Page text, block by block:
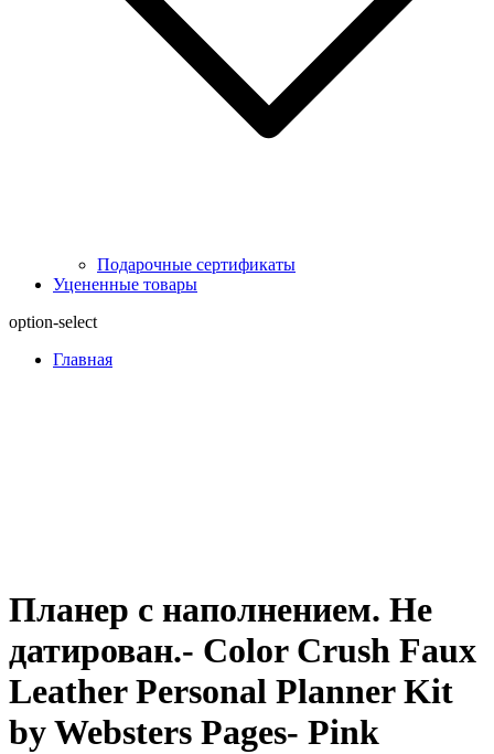
Подарочные сертификаты
Уцененные товары
option-select
Главная
Планер с наполнением. Не
датирован.- Color Crush Faux
Leather Personal Planner Kit
by Websters Pages- Pink